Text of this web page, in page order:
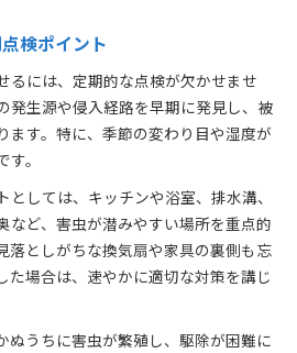
検ポイント
るには、定期的な点検が欠かせませ
発生源や侵入経路を早期に発見し、被
ます。特に、季節の変わり目や湿度が
。
しては、キッチンや浴室、排水溝、
など、害虫が潜みやすい場所を重点的
落としがちな換気扇や家具の裏側も忘
た場合は、速やかに適切な対策を講じ
ぬうちに害虫が繁殖し、駆除が困難に